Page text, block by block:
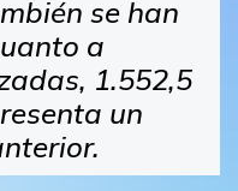
se han
a
1.552,5
un